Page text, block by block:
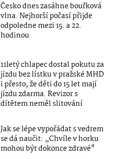
Česko dnes zasáhne bouřková
vlna. Nejhorší počasí přijde
odpoledne mezi 15. a 22.
hodinou
11letý chlapec dostal pokutu za
jízdu bez lístku v pražské MHD
i přesto, že děti do 15 let mají
jízdu zdarma. Revizor s
dítětem neměl slitování
Jak se lépe vypořádat s vedrem
se dá naučit: „Chvíle v horku
mohou být dokonce zdravé"